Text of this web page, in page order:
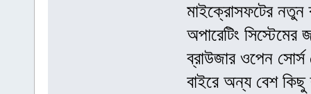
মাইক্রোসফটের নতুন
অপারেটিং
ব্রাউজার ওপেন
বাইরে অন্য বেশ